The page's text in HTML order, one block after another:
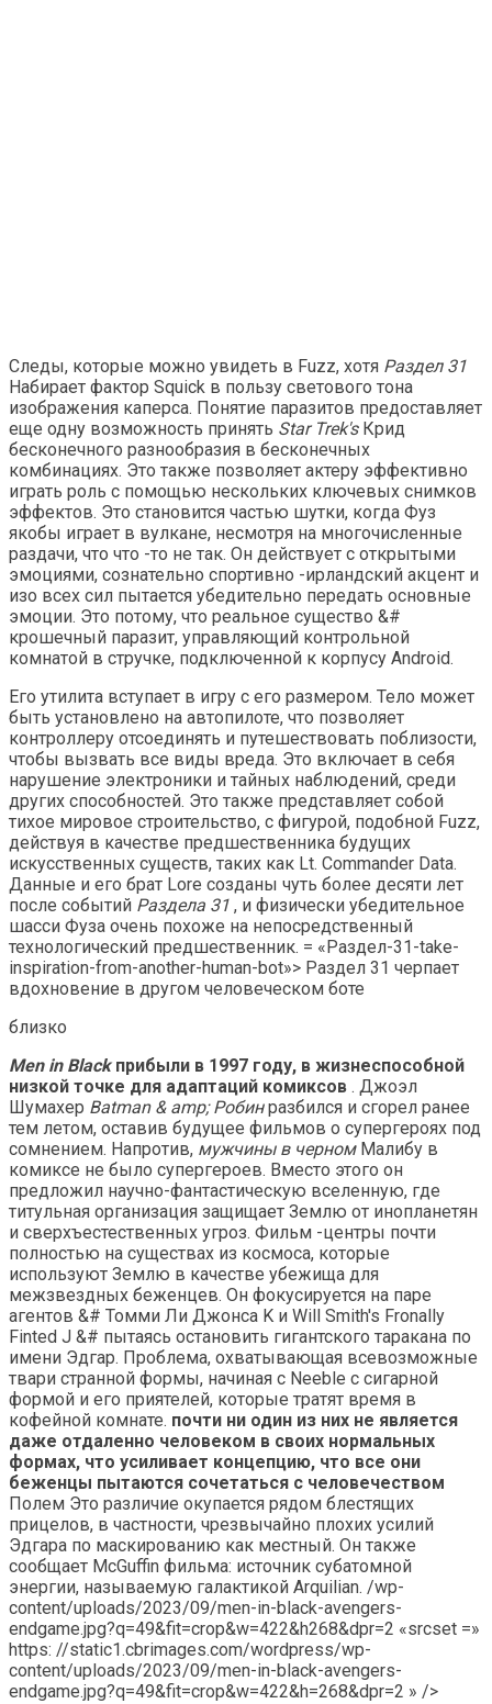
Следы, которые можно увидеть в Fuzz, хотя Раздел 31
Набирает фактор Squick в пользу светового тона
изображения каперса. Понятие паразитов предоставляет
еще одну возможность принять Star Trek's Крид
бесконечного разнообразия в бесконечных
комбинациях. Это также позволяет актеру эффективно
играть роль с помощью нескольких ключевых снимков
эффектов. Это становится частью шутки, когда Фуз
якобы играет в вулкане, несмотря на многочисленные
раздачи, что что -то не так. Он действует с открытыми
эмоциями, сознательно спортивно -ирландский акцент и
изо всех сил пытается убедительно передать основные
эмоции. Это потому, что реальное существо &#
крошечный паразит, управляющий контрольной
комнатой в стручке, подключенной к корпусу Android.
Его утилита вступает в игру с его размером. Тело может
быть установлено на автопилоте, что позволяет
контроллеру отсоединять и путешествовать поблизости,
чтобы вызвать все виды вреда. Это включает в себя
нарушение электроники и тайных наблюдений, среди
других способностей. Это также представляет собой
тихое мировое строительство, с фигурой, подобной Fuzz,
действуя в качестве предшественника будущих
искусственных существ, таких как Lt. Commander Data.
Данные и его брат Lore созданы чуть более десяти лет
после событий Раздела 31 , и физически убедительное
шасси Фуза очень похоже на непосредственный
технологический предшественник. = «Раздел-31-take-
inspiration-from-another-human-bot»> Раздел 31 черпает
вдохновение в другом человеческом боте
близко
Men in Blackприбыли в 1997 году, в жизнеспособной
низкой точке для адаптаций комиксов . Джоэл
Шумахер Batman & amp; Робинразбился и сгорел ранее
тем летом, оставив будущее фильмов о супергероях под
сомнением. Напротив, мужчины в черном Малибу в
комиксе не было супергероев. Вместо этого он
предложил научно-фантастическую вселенную, где
титульная организация защищает Землю от инопланетян
и сверхъестественных угроз. Фильм -центры почти
полностью на существах из космоса, которые
используют Землю в качестве убежища для
межзвездных беженцев. Он фокусируется на паре
агентов &# Томми Ли Джонса K и Will Smith's Fronally
Finted J &# пытаясь остановить гигантского таракана по
имени Эдгар. Проблема, охватывающая всевозможные
твари странной формы, начиная с Neeble с сигарной
формой и его приятелей, которые тратят время в
кофейной комнате. почти ни один из них не является
даже отдаленно человеком в своих нормальных
формах, что усиливает концепцию, что все они
беженцы пытаются сочетаться с человечеством
Полем Это различие окупается рядом блестящих
прицелов, в частности, чрезвычайно плохих усилий
Эдгара по маскированию как местный. Он также
сообщает McGuffin фильма: источник субатомной
энергии, называемую галактикой Arquilian. /wp-
content/uploads/2023/09/men-in-black-avengers-
endgame.jpg?q=49&fit=crop&w=422&h268&dpr=2 «srcset =»
https: //static1.cbrimages.com/wordpress/wp-
content/uploads/2023/09/men-in-black-avengers-
endgame.jpg?q=49&fit=crop&w=422&h=268&dpr=2 » />